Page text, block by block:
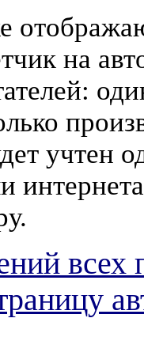
на
учтен
всех